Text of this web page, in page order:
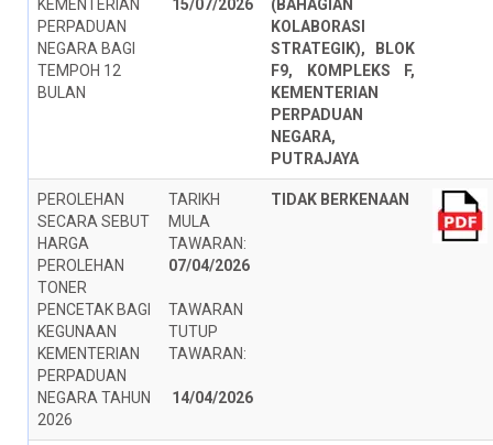
KEMENTERIAN
PERPADUAN
NEGARA BAGI
TEMPOH 12
BULAN
15/07/2026
(BAHAGIAN
KOLABORASI
STRATEGIK), BLOK
F9, KOMPLEKS F,
KEMENTERIAN
PERPADUAN
NEGARA,
PUTRAJAYA
PEROLEHAN
SECARA SEBUT
HARGA
PEROLEHAN
TONER
PENCETAK BAGI
KEGUNAAN
KEMENTERIAN
PERPADUAN
NEGARA TAHUN
2026
TARIKH
MULA
TAWARAN:
07/04/2026
TAWARAN
TUTUP
TAWARAN:
14/04/2026
TIDAK BERKENAAN